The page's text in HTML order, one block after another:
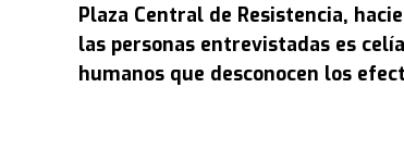
Plaza Central de Resistencia,
las personas entrevistadas es
humanos que desconocen los